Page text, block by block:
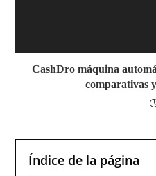
CashDro máquina
comparativas
Índice de la página